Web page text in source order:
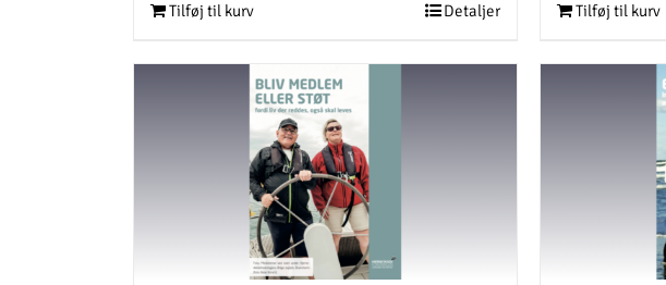
Tilføj til kurv Detaljer Tilføj til kurv